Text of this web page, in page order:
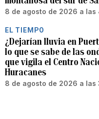
8 de agosto de 2026 a las
EL TIEMPO
¿Dejarían lluvia en
lo que se sabe de las
que vigila el Centro
Huracanes
8 de agosto de 2026 a las